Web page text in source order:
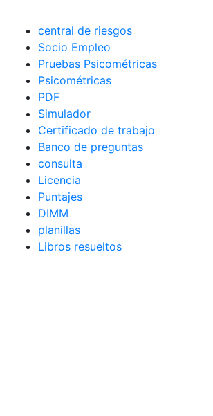
central de riesgos
Socio Empleo
Pruebas Psicométricas
Psicométricas
PDF
Simulador
Certificado de trabajo
Banco de preguntas
consulta
Licencia
Puntajes
DIMM
planillas
Libros resueltos